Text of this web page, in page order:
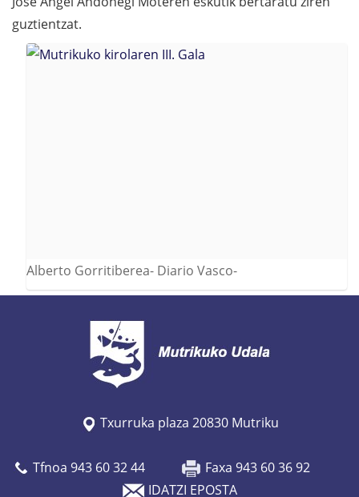
guztientzat.
Alberto Gorritiberea- Diario Vasco-
Txurruka plaza 20830 Mutriku
Tfnoa 943 60 32 44
Faxa 943 60 36 92
IDATZI EPOSTA